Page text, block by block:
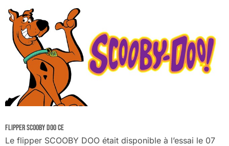
FLIPPER SCOOBY DOO CE
Le flipper SCOOBY DOO était disponible à l’essai le 07